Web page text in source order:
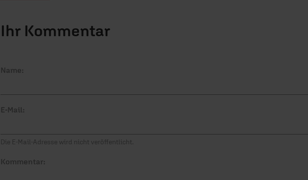
Ihr Kommentar
Name:
E-Mail:
Die E-Mail-Adresse wird nicht veröffentlicht.
Kommentar: